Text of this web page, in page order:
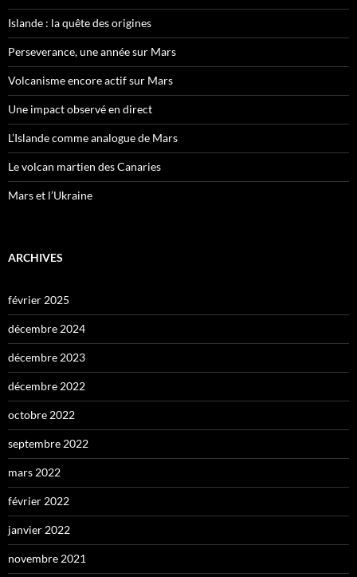
Islande : la quête des origines
Perseverance, une année sur Mars
Volcanisme encore actif sur Mars
Une impact observé en direct
L’Islande comme analogue de Mars
Le volcan martien des Canaries
Mars et l’Ukraine
ARCHIVES
février 2025
décembre 2024
décembre 2023
décembre 2022
octobre 2022
septembre 2022
mars 2022
février 2022
janvier 2022
novembre 2021